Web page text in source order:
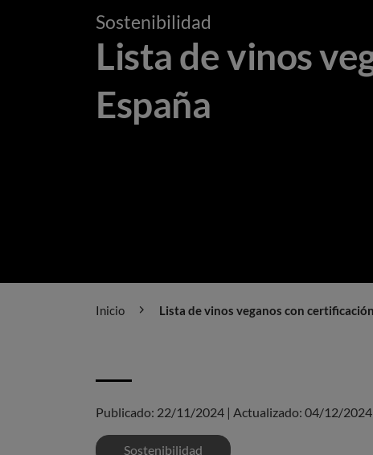
Sostenibilidad
Lista de vinos
España
Inicio Lista de vinos veganos con certificación
Publicado: 22/11/2024 | Actualizado: 04/12/2024
Sostenibilidad